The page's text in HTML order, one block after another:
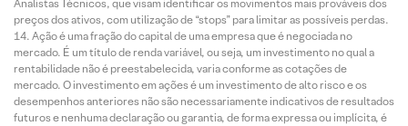
Analistas Técnicos, que visam identificar os movimentos mais prováveis dos
preços dos ativos, com utilização de “stops” para limitar as possíveis perdas.
Ação é uma fração do capital de uma empresa que é negociada no
mercado. É um título de renda variável, ou seja, um investimento no qual a
rentabilidade não é preestabelecida, varia conforme as cotações de
mercado. O investimento em ações é um investimento de alto risco e os
desempenhos anteriores não são necessariamente indicativos de resultados
futuros e nenhuma declaração ou garantia, de forma expressa ou implícita, é